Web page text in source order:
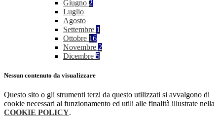
Giugno 2
Luglio
Agosto
Settembre 1
Ottobre 16
Novembre 2
Dicembre 5
Nessun contenuto da visualizzare
Questo sito o gli strumenti terzi da questo utilizzati si avvalgono di
cookie necessari al funzionamento ed utili alle finalità illustrate nella
COOKIE POLICY.